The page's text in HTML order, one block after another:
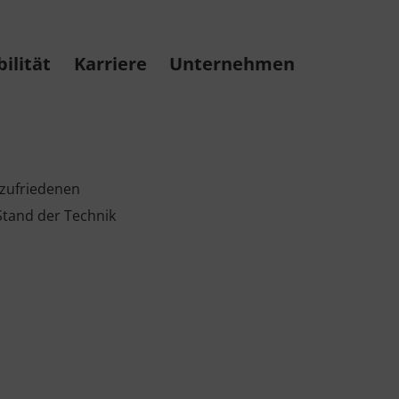
Karriere Unternehmen
der Technik